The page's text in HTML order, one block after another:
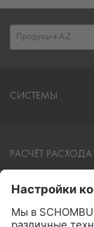
СИСТЕМЫ
РАСЧЁТ РАСХОДА